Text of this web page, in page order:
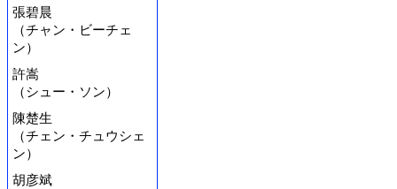
張碧晨
（チャン・ビーチェ
ン）
許嵩
（シュー・ソン）
陳楚生
（チェン・チュウシェ
ン）
胡彦斌